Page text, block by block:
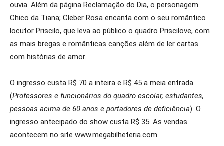
ouvia. Além da página Reclamação do Dia, o personagem
Chico da Tiana; Cleber Rosa encanta com o seu romântico
locutor Priscilo, que leva ao público o quadro Priscilove, com
as mais bregas e românticas canções além de ler cartas
com histórias de amor.
O ingresso custa R$ 70 a inteira e R$ 45 a meia entrada
(Professores e funcionários do quadro escolar, estudantes,
pessoas acima de 60 anos e portadores de deficiência). O
ingresso antecipado do show custa R$ 35. As vendas
acontecem no site www.megabilheteria.com.